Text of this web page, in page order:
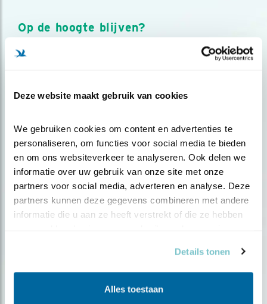
Deze website maakt gebruik van cookies
We gebruiken cookies om content en advertenties te
personaliseren, om functies voor social media te bieden
en om ons websiteverkeer te analyseren. Ook delen we
informatie over uw gebruik van onze site met onze
partners voor social media, adverteren en analyse. Deze
partners kunnen deze gegevens combineren met andere
informatie die u aan ze heeft verstrekt of die ze hebben
Details tonen
Alles toestaan
Op de hoogte blijven?
Meld je aan en ontvang nieuws, inspiratie, acties en tips
over vogels en activiteiten van Vogelbescherming.